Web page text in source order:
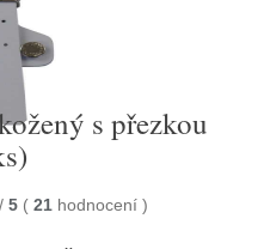
s přezkou
/ 5 ( 21 hodnocení )